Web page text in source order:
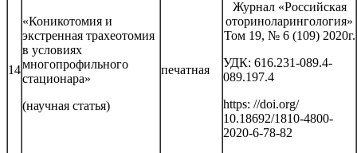
14
«Коникотомия и
экстренная трахеотомия
в условиях
многопрофильного
стационара»
(научная статья)
печатная
Журнал «Российская
оториноларингология»
Том 19, № 6 (109) 2020г.
УДК: 616.231-089.4-
089.197.4
https: //doi.org/
10.18692/1810-4800-
2020-6-78-82